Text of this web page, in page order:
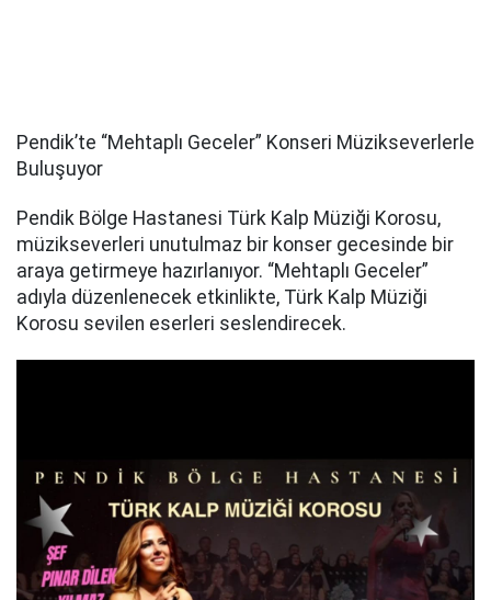
Pendik’te “Mehtaplı Geceler” Konseri Müzikseverlerle
Buluşuyor
Pendik Bölge Hastanesi Türk Kalp Müziği Korosu,
müzikseverleri unutulmaz bir konser gecesinde bir
araya getirmeye hazırlanıyor. “Mehtaplı Geceler”
adıyla düzenlenecek etkinlikte, Türk Kalp Müziği
Korosu sevilen eserleri seslendirecek.